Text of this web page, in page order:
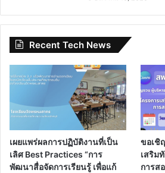
Recent Tech News
เผยแพร่ผลการปฏิบัติงานที่เป็น
เลิศ Best Practices “การ
พัฒนาสื่อจัดการเรียนรู้ เพื่อแก้
ขอเชิ
เสริม
การส